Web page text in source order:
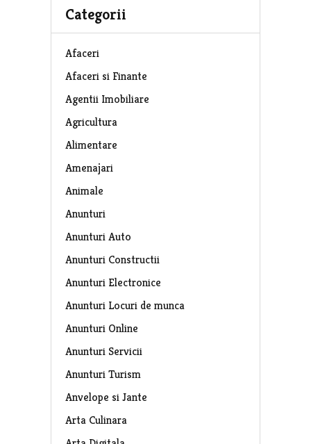
Categorii
Afaceri
Afaceri si Finante
Agentii Imobiliare
Agricultura
Alimentare
Amenajari
Animale
Anunturi
Anunturi Auto
Anunturi Constructii
Anunturi Electronice
Anunturi Locuri de munca
Anunturi Online
Anunturi Servicii
Anunturi Turism
Anvelope si Jante
Arta Culinara